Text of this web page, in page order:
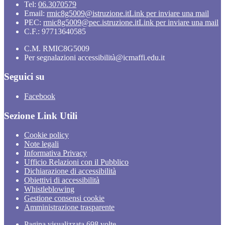
Tel: 06.3070579
Email: rmic8g5009@istruzione.itLink per inviare una mail
PEC: rmic8g5009@pec.istruzione.itLink per inviare una mail
C.F.: 97713640585
C.M. RMIC8G5009
Per segnalazioni accessibilità@icmaffi.edu.it
Seguici su
Facebook
Sezione Link Utili
Cookie policy
Note legali
Informativa Privacy
Ufficio Relazioni con il Pubblico
Dichiarazione di accessibilità
Obiettivi di accessibilità
Whistleblowing
Gestione consensi cookie
Amministrazione trasparente